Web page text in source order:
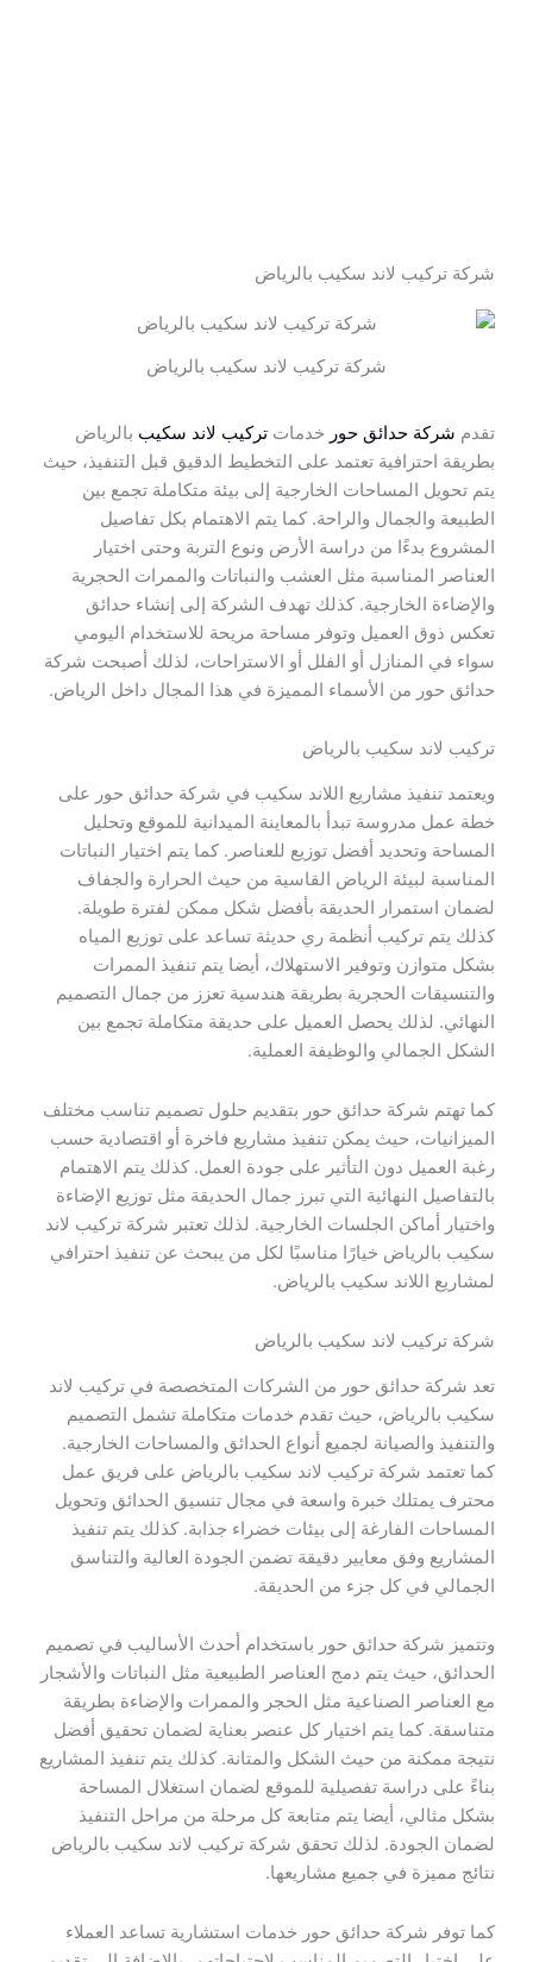
شركة تركيب لاند سكيب بالرياض
شركة تركيب لاند سكيب بالرياض
تقدم شركة حدائق حور خدماتتركيب لاند سكيب بالرياض
بطريقة احترافية تعتمد على التخطيط الدقيق قبل التنفيذ، حيث
يتم تحويل المساحات الخارجية إلى بيئة متكاملة تجمع بين
الطبيعة والجمال والراحة. كما يتم الاهتمام بكل تفاصيل
المشروع بدءًا من دراسة الأرض ونوع التربة وحتى اختيار
العناصر المناسبة مثل العشب والنباتات والممرات الحجرية
والإضاءة الخارجية. كذلك تهدف الشركة إلى إنشاء حدائق
تعكس ذوق العميل وتوفر مساحة مريحة للاستخدام اليومي
سواء في المنازل أو الفلل أو الاستراحات، لذلك أصبحت شركة
حدائق حور من الأسماء المميزة في هذا المجال داخل الرياض.
تركيب لاند سكيب بالرياض
ويعتمد تنفيذ مشاريع اللاند سكيب في شركة حدائق حور على
خطة عمل مدروسة تبدأ بالمعاينة الميدانية للموقع وتحليل
المساحة وتحديد أفضل توزيع للعناصر. كما يتم اختيار النباتات
المناسبة لبيئة الرياض القاسية من حيث الحرارة والجفاف
لضمان استمرار الحديقة بأفضل شكل ممكن لفترة طويلة.
كذلك يتم تركيب أنظمة ري حديثة تساعد على توزيع المياه
بشكل متوازن وتوفير الاستهلاك، أيضا يتم تنفيذ الممرات
والتنسيقات الحجرية بطريقة هندسية تعزز من جمال التصميم
النهائي. لذلك يحصل العميل على حديقة متكاملة تجمع بين
الشكل الجمالي والوظيفة العملية.
كما تهتم شركة حدائق حور بتقديم حلول تصميم تناسب مختلف
الميزانيات، حيث يمكن تنفيذ مشاريع فاخرة أو اقتصادية حسب
رغبة العميل دون التأثير على جودة العمل. كذلك يتم الاهتمام
بالتفاصيل النهائية التي تبرز جمال الحديقة مثل توزيع الإضاءة
واختيار أماكن الجلسات الخارجية. لذلك تعتبر شركة تركيب لاند
سكيب بالرياض خيارًا مناسبًا لكل من يبحث عن تنفيذ احترافي
لمشاريع اللاند سكيب بالرياض.
شركة تركيب لاند سكيب بالرياض
تعد شركة حدائق حور من الشركات المتخصصة في تركيب لاند
سكيب بالرياض، حيث تقدم خدمات متكاملة تشمل التصميم
والتنفيذ والصيانة لجميع أنواع الحدائق والمساحات الخارجية.
كما تعتمد شركة تركيب لاند سكيب بالرياض على فريق عمل
محترف يمتلك خبرة واسعة في مجال تنسيق الحدائق وتحويل
المساحات الفارغة إلى بيئات خضراء جذابة. كذلك يتم تنفيذ
المشاريع وفق معايير دقيقة تضمن الجودة العالية والتناسق
الجمالي في كل جزء من الحديقة.
وتتميز شركة حدائق حور باستخدام أحدث الأساليب في تصميم
الحدائق، حيث يتم دمج العناصر الطبيعية مثل النباتات والأشجار
مع العناصر الصناعية مثل الحجر والممرات والإضاءة بطريقة
متناسقة. كما يتم اختيار كل عنصر بعناية لضمان تحقيق أفضل
نتيجة ممكنة من حيث الشكل والمتانة. كذلك يتم تنفيذ المشاريع
بناءً على دراسة تفصيلية للموقع لضمان استغلال المساحة
بشكل مثالي، أيضا يتم متابعة كل مرحلة من مراحل التنفيذ
لضمان الجودة. لذلك تحقق شركة تركيب لاند سكيب بالرياض
نتائج مميزة في جميع مشاريعها.
كما توفر شركة حدائق حور خدمات استشارية تساعد العملاء